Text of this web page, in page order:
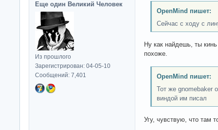
Еще один Великий Человек
Из прошлого
Зарегистрирован: 04-05-10
Сообщений: 7,401
OpenMind пишет:
Сейчас с ходу с
Ну как найдешь, ты
похоже.
OpenMind пишет:
Тот же gnomebaker
виндой им писал
Угу, чувствую, что там